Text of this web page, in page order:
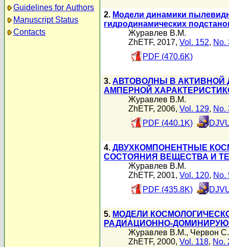
Guidelines for Authors
Manuscript Status
Contacts
2. Модели динамики
гидродинамических
Журавлев В.М.
ZhETF, 2017, Vol. 152, No.
PDF (470.6K)
3. АВТОВОЛНЫ В АКТИВНОЙ
АМПЕРНОЙ
Журавлев В.М.
ZhETF, 2006, Vol. 129, No.
PDF (440.1K)
4. ДВУХКОМПОНЕНТНЫЕ
СОСТОЯНИЯ ВЕЩЕСТВА И
Журавлев В.М.
ZhETF, 2001, Vol. 120, No.
PDF (435.8K)
5. МОДЕЛИ
РАДИАЦИОННО-
Журавлев В.М., Червон
ZhETF, 2000, Vol. 118, No.